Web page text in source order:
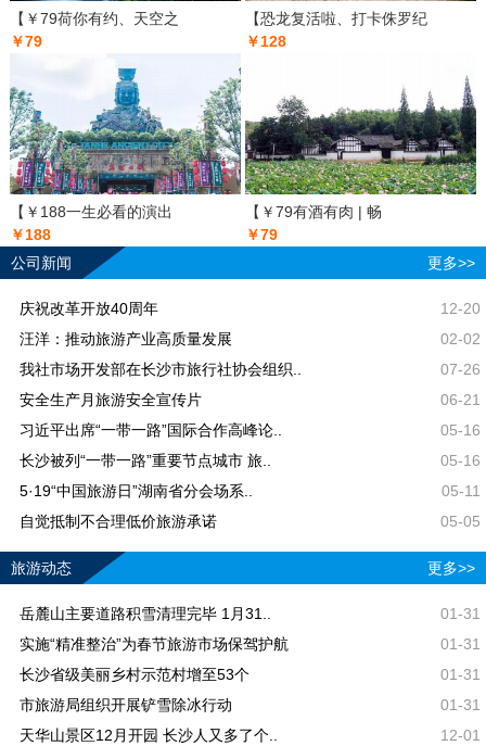
【￥79荷你有约、天空之
￥79
【恐龙复活啦、打卡侏罗纪
￥128
【￥188一生必看的演出
￥188
【￥79有酒有肉 | 畅
￥79
公司新闻
更多>>
庆祝改革开放40周年
12-20
汪洋：推动旅游产业高质量发展
02-02
我社市场开发部在长沙市旅行社协会组织..
07-26
安全生产月旅游安全宣传片
06-21
习近平出席“一带一路”国际合作高峰论..
05-16
长沙被列“一带一路”重要节点城市 旅..
05-16
5·19“中国旅游日”湖南省分会场系..
05-11
自觉抵制不合理低价旅游承诺
05-05
旅游动态 更多>>
岳麓山主要道路积雪清理完毕 1月31..
01-31
实施“精准整治”为春节旅游市场保驾护航
01-31
长沙省级美丽乡村示范村增至53个
01-31
市旅游局组织开展铲雪除冰行动
01-31
天华山景区12月开园 长沙人又多了个..
12-01